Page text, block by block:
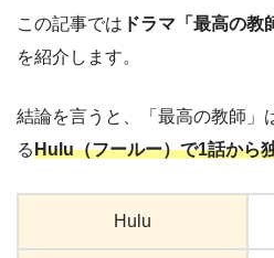
この記事では ドラマ「最高の
を紹介します。
結論を言うと、「最高の教師」
るHulu（フールー）で1話から
Hulu